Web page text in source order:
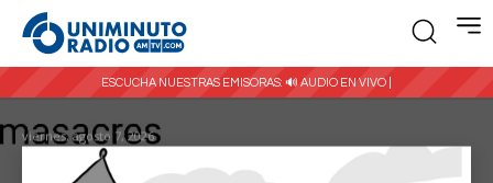
ESCUCHA NUESTRAS EMISORAS: 🔊 AUDIO EN VIVO |
viernes, agosto 7, 2026